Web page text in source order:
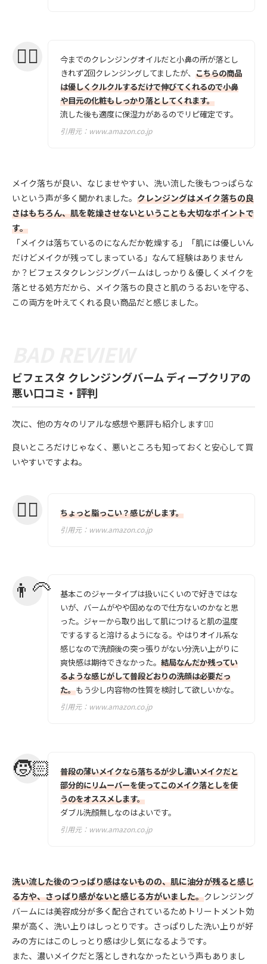
今までのクレンジングオイルだと小鼻の所が落とし
きれず2回クレンジングしてましたが、 こちらの商品
は優しくクルクルするだけで伸びてくれるので小鼻
や目元の化粧もしっかり落としてくれます。
流した後も適度に保湿力があるのでリピ確定です。
引用元： www.amazon.co.jp
メイク落ちが良い、なじませやすい、洗い流した後もつっぱらな
いという声が多く聞かれました。 クレンジングはメイク落ちの良
さはもちろん、肌を乾燥させないということも大切なポイントで
す。
「メイクは落ちているのになんだか乾燥する」「肌には優しいん
だけどメイクが残ってしまっている」なんて経験はありません
か？ビフェスタクレンジングバームはしっかり＆優しくメイクを
落とせる処方だから、メイク落ちの良さと肌のうるおいを守る、
この両方を叶えてくれる良い商品だと感じました。
ビフェスタ クレンジングバーム ディープクリアの
悪い口コミ・評判
次に、他の方々のリアルな感想や悪評も紹介します💁‍♀️
良いところだけじゃなく、悪いところも知っておくと安心して買
いやすいですよね。
ちょっと脂っこい？感じがします。
引用元： www.amazon.co.jp
基本このジャータイプは扱いにくいので好きではな
いが、バームがやや固めなので仕方ないのかなと思
った。ジャーから取り出して肌につけると肌の温度
でするすると溶けるようになる。やはりオイル系な
感じなので洗顔後の突っ張りがない分洗い上がりに
爽快感は期待できなかった。 結局なんだか残ってい
るような感じがして普段どおりの洗顔は必要だっ
た。もう少し内容物の性質を検討して欲しいかな。
引用元： www.amazon.co.jp
普段の薄いメイクなら落ちるが少し濃いメイクだと
部分的にリムーバーを使ってこのメイク落としを使
うのをオススメします。
ダブル洗顔無しなのはよいです。
引用元： www.amazon.co.jp
洗い流した後のつっぱり感はないものの、肌に油分が残ると感じ
る方や、さっぱり感がないと感じる方がいました。クレンジング
バームには美容成分が多く配合されているためトリートメント効
果が高く、洗い上りはしっとりです。さっぱりした洗い上りが好
みの方にはこのしっとり感は少し気になるようです。
また、濃いメイクだと落としきれなかったという声もありまし